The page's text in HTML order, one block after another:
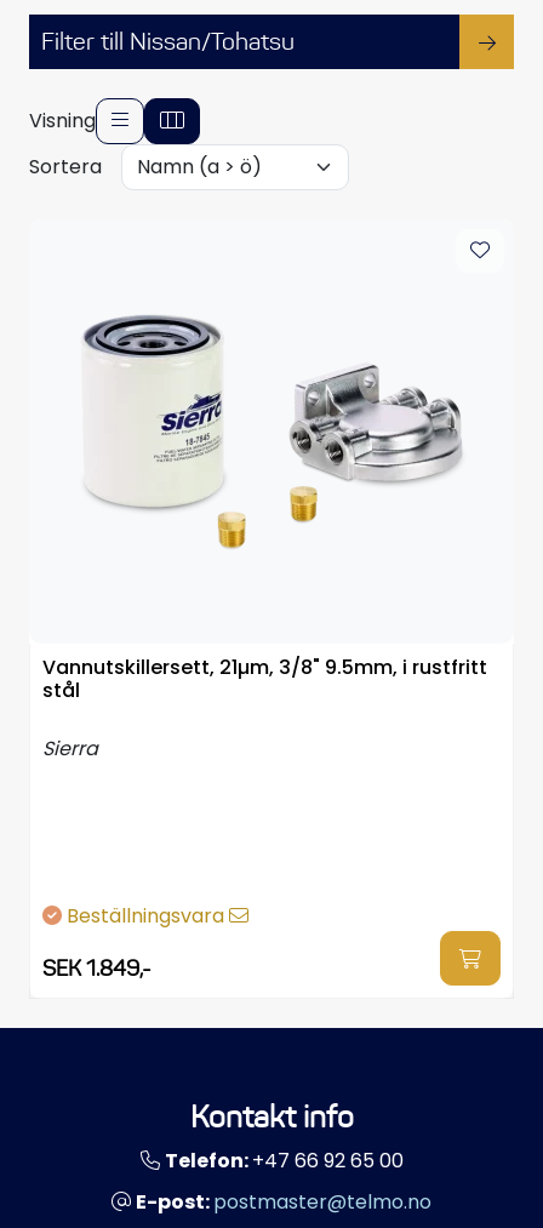
Filter till Nissan/Tohatsu
Visning
Sortera
Vannutskillersett, 21µm, 3/8" 9.5mm, i rustfritt
stål
Sierra
Beställningsvara
SEK 1.849,-
Kontakt info
Telefon:+47 66 92 65 00
E-post:postmaster@telmo.no